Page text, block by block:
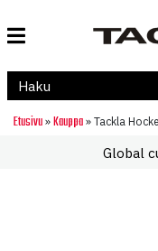
Etusivu » Kauppa » Tackla
Global